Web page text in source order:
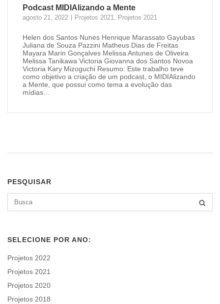
Podcast MIDIAlizando a Mente
agosto 21, 2022 Projetos 2021 Projetos 2021
Helen dos Santos Nunes Henrique Marassato Gayubas
Juliana de Souza Pazzini Matheus Dias de Freitas
Mayara Marin Gonçalves Melissa Antunes de Oliveira
Melissa Tanikawa Victoria Giovanna dos Santos Novoa
Victoria Kary Mizoguchi Resumo: Este trabalho teve
como objetivo a criação de um podcast, o MIDIAlizando
a Mente, que possui como tema a evolução das
mídias…
PESQUISAR
for:
BUSCA
SELECIONE POR ANO:
Projetos 2022
Projetos 2021
Projetos 2020
Projetos 2018